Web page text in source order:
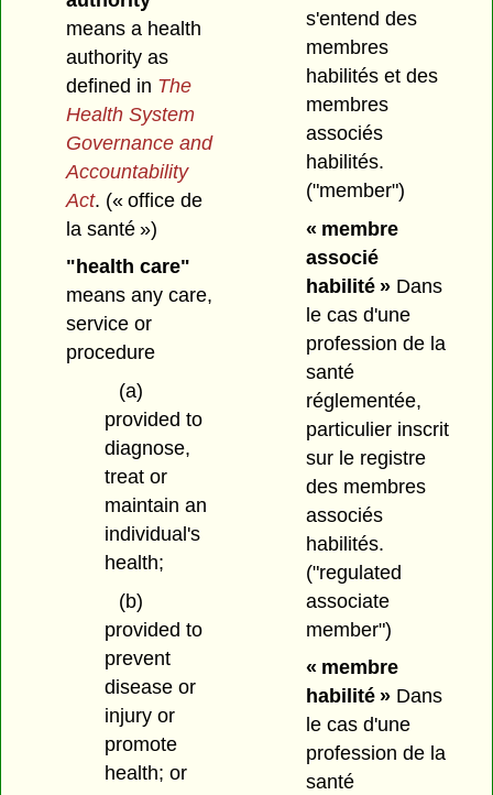
means a health
authority as
defined in The
Health System
Governance and
Accountability
Act. (« office de
la santé »)
"health care"
means any care,
service or
procedure
(a)
provided to
diagnose,
treat or
maintain an
individual's
health;
(b)
provided to
prevent
disease or
injury or
promote
health; or
s'entend des
membres
habilités et des
membres
associés
habilités.
("member")
« membre
associé
habilité »Dans
le cas d'une
profession de la
santé
réglementée,
particulier inscrit
sur le registre
des membres
associés
habilités.
("regulated
associate
member")
« membre
habilité »Dans
le cas d'une
profession de la
santé